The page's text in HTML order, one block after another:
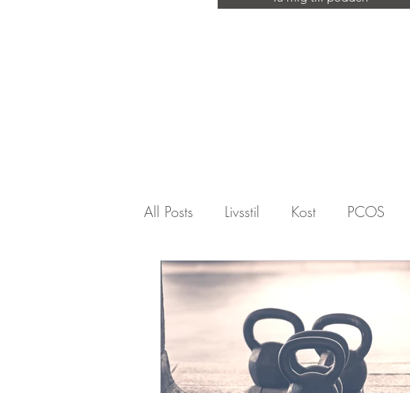
All Posts Livsstil Kost PCOS